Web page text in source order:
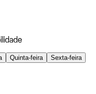
Quinta-feira
Sexta-feira